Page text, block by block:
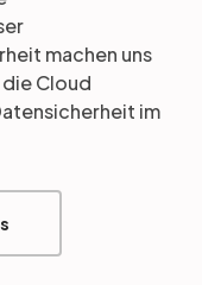
machen uns
die Cloud
im